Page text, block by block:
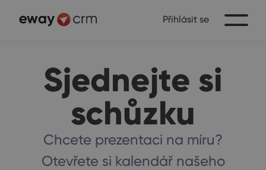
Přihlásit se
Sjednejte si
schůzku
Chcete prezentaci na míru?
Otevřete si kalendář našeho